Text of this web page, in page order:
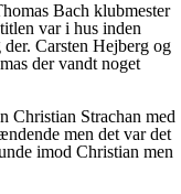
Bach klubmester
var i hus inden
Carsten Hejberg og
der vandt noget
Christian Strachan med
men det var det
imod Christian men